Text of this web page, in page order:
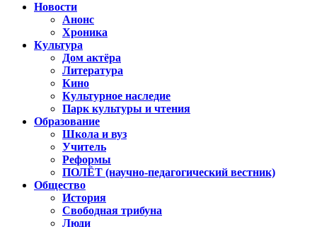
Новости
Анонс
Хроника
Культура
Дом актёра
Литература
Кино
Культурное наследие
Парк культуры и чтения
Образование
Школа и вуз
Учитель
Реформы
ПОЛЁТ (научно-педагогический вестник)
Общество
История
Свободная трибуна
Люди